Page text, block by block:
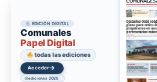
EDICIÓN DIGITAL
Comunales
Papel Digital
todas las ediciones
Acceder→
ediciones 2026